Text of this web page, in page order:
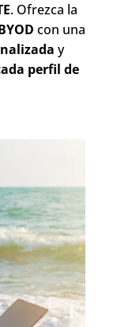
. Ofrezca la
con una
y
perfil de